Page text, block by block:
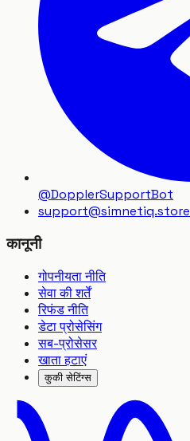
@DopplerSupportBot
support@simnetiq.store
कानूनी
गोपनीयता नीति
सेवा की शर्तें
रिफंड नीति
डेटा प्रोसेसिंग
सब-प्रोसेसर
खाता हटाएं
कुकी सेटिंग्स